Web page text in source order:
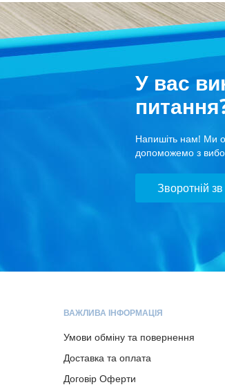
У вас
Напишіть нам! Ми
допоможемо з
Зворотній
ВАЖЛИВА ІНФОРМАЦІЯ
Умови обміну та повернення
Доставка та оплата
Договір Оферти